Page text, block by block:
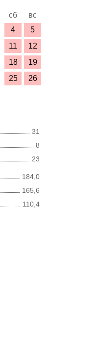
сб
вс
4
5
11
12
18
19
25
26
31
8
23
184,0
165,6
110,4